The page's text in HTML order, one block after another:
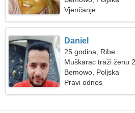
Vjenčanje
Daniel
25 godina, Ribe
Muškarac traži ženu
Bemowo, Poljska
Pravi odnos